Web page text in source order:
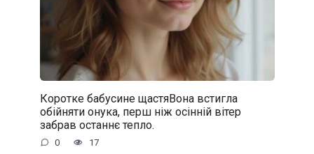
Коротке бабусине щастяВона встигла
обійняти онука, перш ніж осінній вітер
забрав останнє тепло.
0 17